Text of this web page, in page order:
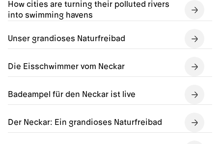
How cities are turning their polluted rivers
into swimming havens
Unser grandioses Naturfreibad
Die Eisschwimmer vom Neckar
Badeampel für den Neckar ist live
Der Neckar: Ein grandioses Naturfreibad